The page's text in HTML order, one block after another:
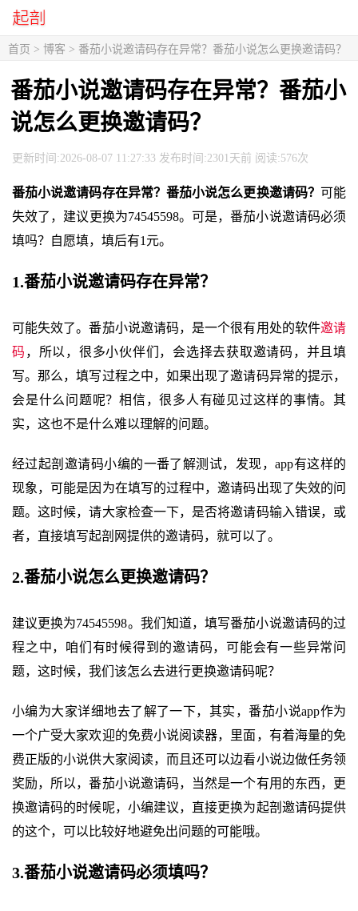
首页 > 博客 > 番茄小说邀请码存在异常？番茄小说怎么更换邀请码？
番茄小说邀请码存在异常？番茄小
说怎么更换邀请码？
更新时间:2026-08-07 11:27:33 发布时间:2301天前 阅读:576次
番茄小说邀请码存在异常？番茄小说怎么更换邀请码？ 可能
失效了，建议更换为74545598。可是，番茄小说邀请码必须
填吗？自愿填，填后有1元。
1.番茄小说邀请码存在异常？
可能失效了。番茄小说邀请码，是一个很有用处的软件邀请
码 ，所以，很多小伙伴们，会选择去获取邀请码，并且填
写。那么，填写过程之中，如果出现了邀请码异常的提示，
会是什么问题呢？相信，很多人有碰见过这样的事情。其
实，这也不是什么难以理解的问题。
经过起剖邀请码小编的一番了解测试，发现，app有这样的
现象，可能是因为在填写的过程中，邀请码出现了失效的问
题。这时候，请大家检查一下，是否将邀请码输入错误，或
者，直接填写起剖网提供的邀请码，就可以了。
2.番茄小说怎么更换邀请码？
建议更换为74545598。我们知道，填写番茄小说邀请码的过
程之中，咱们有时候得到的邀请码，可能会有一些异常问
题，这时候，我们该怎么去进行更换邀请码呢？
小编为大家详细地去了解了一下，其实，番茄小说app作为
一个广受大家欢迎的免费小说阅读器，里面，有着海量的免
费正版的小说供大家阅读，而且还可以边看小说边做任务领
奖励，所以，番茄小说邀请码，当然是一个有用的东西，更
换邀请码的时候呢，小编建议，直接更换为起剖邀请码提供
的这个，可以比较好地避免出问题的可能哦。
3.番茄小说邀请码必须填吗？